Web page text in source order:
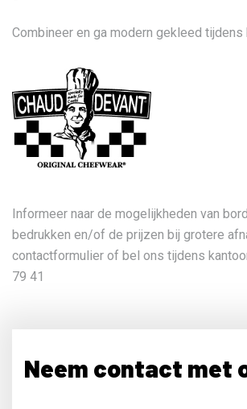
Combineer en ga modern gekleed tijdens
Informeer naar de mogelijkheden van
bedrukken en/of de prijzen bij grotere
contactformulier of bel ons tijdens
79 41
Neem contact met